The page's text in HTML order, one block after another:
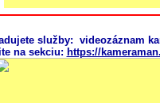
služby: videozáznam
na sekciu: https://